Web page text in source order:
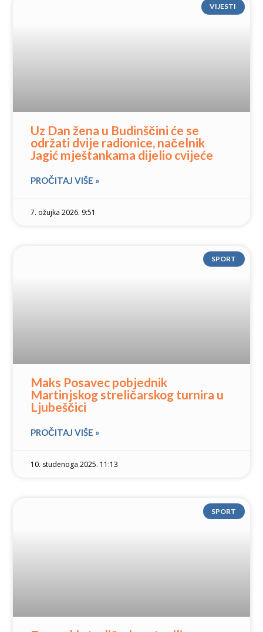
VIJESTI
Uz Dan žena u Budinščini će se
održati dvije radionice, načelnik
Jagić mještankama dijelio cvijeće
PROČITAJ VIŠE »
7. ožujka 2026. 9:51
SPORT
Maks Posavec pobjednik
Martinjskog streličarskog turnira u
Ljubeščici
PROČITAJ VIŠE »
10. studenoga 2025. 11:13
SPORT